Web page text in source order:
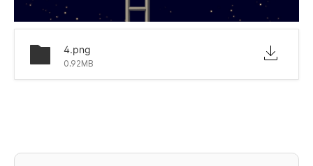
4.png
0.92MB